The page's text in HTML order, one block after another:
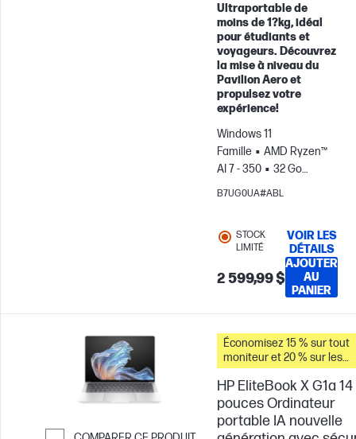
Ultraportable de
moins de 1?kg, idéal
pour étudiants et
voyageurs. Découvrez
la mise à niveau du
Pavilion Aero et
propulsez votre
expérience!
Windows 11
Famille
AMD Ryzen™
AI 7 - 350
32 Go
RAM
1 To Disque
graphique AMD
Radeon™ 860M
B7UG0UA#ABL
STOCK
LIMITÉ
2 599,99 $
VOIR LES
DÉTAILS
AJOUTER
AU
PANIER
Économisez 15 % sur tout
moniteur et 20 % sur les
accessoires pour PC
vous achetez ce PC.
HP EliteBook X G1a 14
pouces Ordinateur
portable IA nouvelle